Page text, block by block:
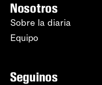
Nosotros
Sobre la diaria
Equipo
Seguinos